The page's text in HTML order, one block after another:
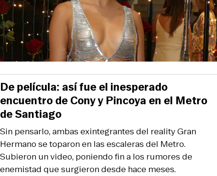
Sin pensarlo, ambas exintegrantes del reality Gran
Hermano se toparon en las escaleras del Metro.
Subieron un video, poniendo fin a los rumores de
enemistad que surgieron desde hace meses.
De película: así fue el inesperado
encuentro de Cony y Pincoya en el Metro
de Santiago